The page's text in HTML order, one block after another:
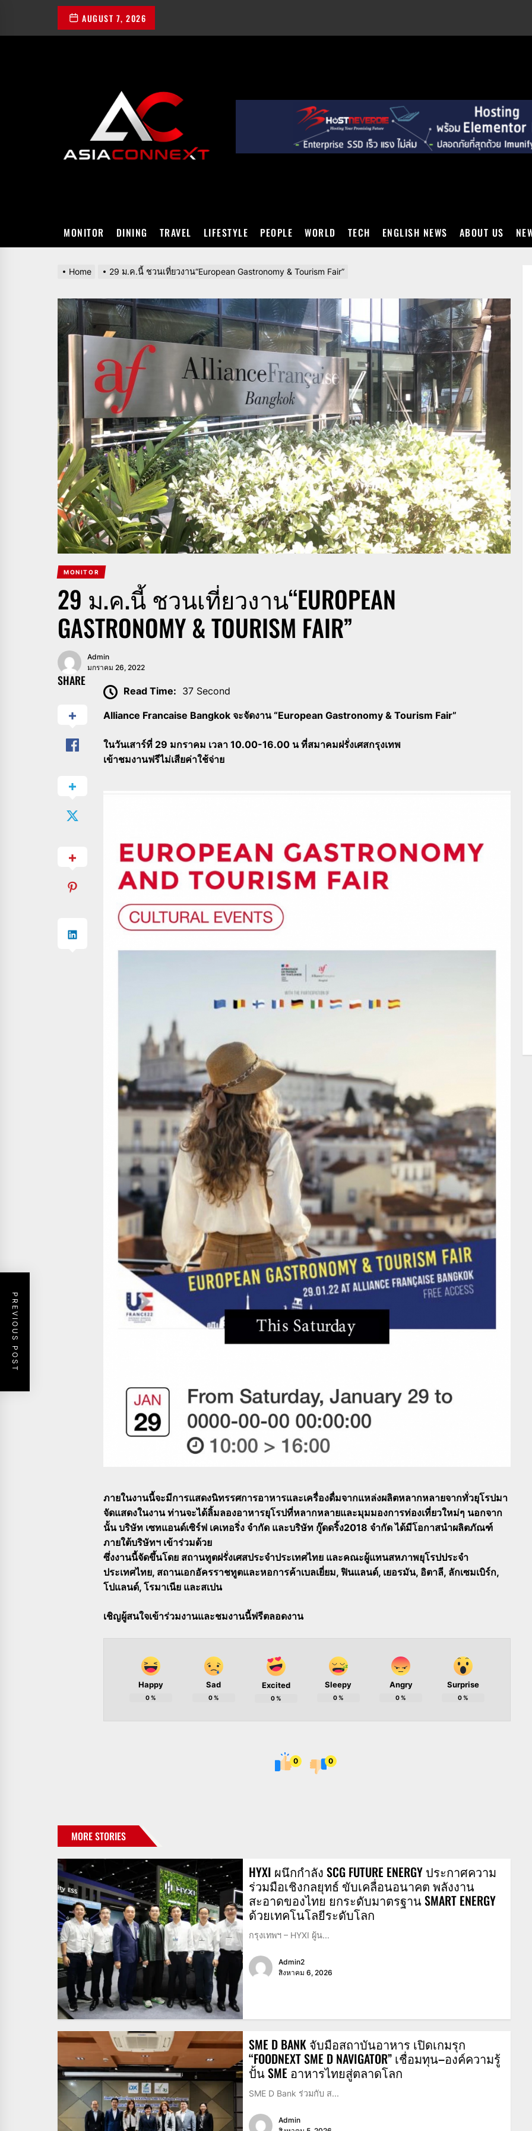
the
AUGUST 7, 2026
MONITOR DINING TRAVEL LIFESTYLE PEOPLE WORLD TECH ENGLISH NEWS ABOUT US
Home 29​ ม.ค.นี้​ ชวนเที่ยวงาน​“European Gastronomy & Tourism Fair”
MONITOR
29​ ม.ค.นี้​ ชวนเที่ยวงาน​“EUROPEAN
GASTRONOMY & TOURISM FAIR”
Admin
มกราคม 26, 2022
SHARE
Read Time: 37 Second
Alliance Francaise Bangkok จะจัดงาน “European Gastronomy & Tourism Fair”
ในวันเสาร์ที่ 29 มกราคม เวลา 10.00-16.00 น ที่สมาคมฝรั่งเศสกรุงเทพ
เข้าชมงานฟรีไม่เสียค่าใช้จ่าย
ภายในงานนี้จะมีการแสดงนิทรรศการอาหารและเครื่องดื่มจากแหล่งผลิตหลากหลายจากทั่วยุโรปมา
จัดแสดงในงาน ท่านจะได้ลิ้มลองอาหารยุโรปที่หลากหลายและมุมมองการท่องเที่ยวใหม่ๆ นอกจาก
นั้น บริษัท เซทแอนด์เซิร์ฟ เคเทอริ่ง จำกัด และบริษัท กู๊ดดริ้ง2018 จำกัด ได้มีโอกาสนำผลิตภัณฑ์
ภายใต้บริษัทฯ เข้าร่วมด้วย
ซึ่งงานนี้จัดขึ้นโดย สถานทูตฝรั่งเศสประจำประเทศไทย และคณะผู้แทนสหภาพยุโรปประจำ
ประเทศไทย, สถานเอกอัครราชทูตและหอการค้าเบลเยี่ยม, ฟินแลนด์, เยอรมัน, อิตาลี, ลักเซมเบิร์ก,
โปแลนด์, โรมาเนีย และสเปน
เชิญผู้สนใจเข้าร่วมงานและชมงานนี้ฟรีตลอดงาน
Happy
0%
Sad
0%
Excited
0%
Sleepy
0%
Angry
0%
Surprise
0%
0 0
PREVIOUS POST
MORE STORIES
HYXI ผนึกกำลัง SCG FUTURE ENERGY ประกาศความ
ร่วมมือเชิงกลยุทธ์ ขับเคลื่อนอนาคต พลังงาน
สะอาดของไทย ยกระดับมาตรฐาน SMART ENERGY
ด้วยเทคโนโลยีระดับโลก
กรุงเทพฯ – HYXI ผู้น...
Admin2
สิงหาคม 6, 2026
SME D BANK จับมือสถาบันอาหาร เปิดเกมรุก
“FOODNEXT SME D NAVIGATOR” เชื่อมทุน–องค์ความรู้
ปั้น SME อาหารไทยสู่ตลาดโลก
SME D Bank ร่วมกับ ส...
Admin